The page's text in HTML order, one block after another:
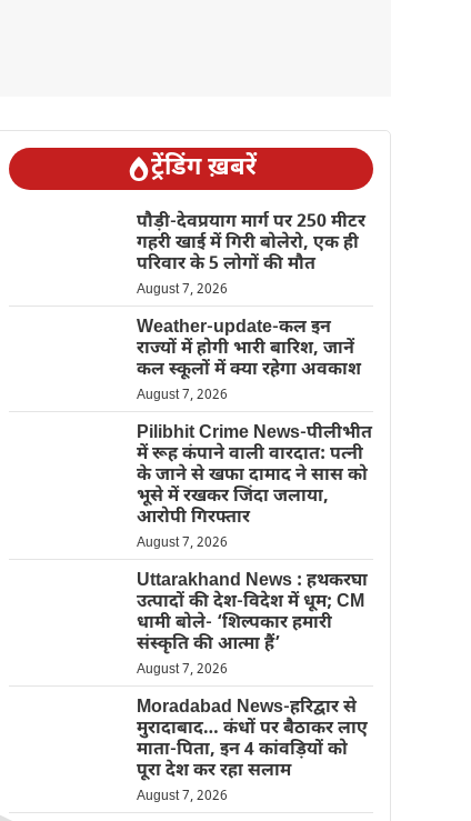
ट्रेंडिंग ख़बरें
पौड़ी-देवप्रयाग मार्ग पर 250 मीटर
गहरी खाई में गिरी बोलेरो, एक ही
परिवार के 5 लोगों की मौत
August 7, 2026
Weather-update-कल इन
राज्यों में होगी भारी बारिश, जानें
कल स्कूलों में क्या रहेगा अवकाश
August 7, 2026
Pilibhit Crime News-पीलीभीत
में रूह कंपाने वाली वारदात: पत्नी
के जाने से खफा दामाद ने सास को
भूसे में रखकर जिंदा जलाया,
आरोपी गिरफ्तार
August 7, 2026
Uttarakhand News : हथकरघा
उत्पादों की देश-विदेश में धूम; CM
धामी बोले- ‘शिल्पकार हमारी
संस्कृति की आत्मा हैं’
August 7, 2026
Moradabad News-हरिद्वार से
मुरादाबाद… कंधों पर बैठाकर लाए
माता-पिता, इन 4 कांवड़ियों को
पूरा देश कर रहा सलाम
August 7, 2026